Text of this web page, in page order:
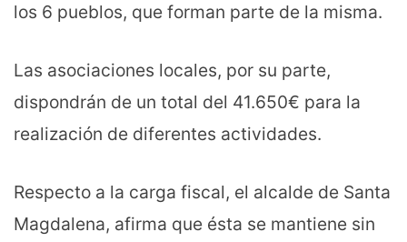
los 6 pueblos, que forman parte de la misma.
Las asociaciones locales, por su parte,
dispondrán de un total del 41.650€ para la
realización de diferentes actividades.
Respecto a la carga fiscal, el alcalde de Santa
Magdalena, afirma que ésta se mantiene sin